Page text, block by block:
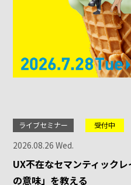
ライブセミナー 受付中
2026.08.26 Wed.
UX不在なセマンティック
の意味」を教える